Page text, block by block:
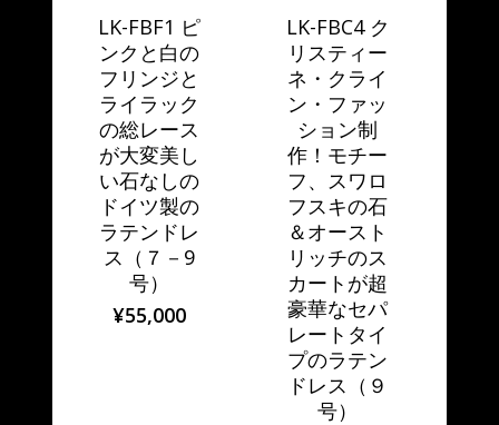
LK-FBF1 ピ
ンクと白の
フリンジと
ライラック
の総レース
が大変美し
い石なしの
ドイツ製の
ラテンドレ
ス（７－9
号）
¥55,000
LK-FBC4 ク
リスティー
ネ・クライ
ン・ファッ
ション制
作！モチー
フ、スワロ
フスキの石
＆オースト
リッチのス
カートが超
豪華なセパ
レートタイ
プのラテン
ドレス（９
号）